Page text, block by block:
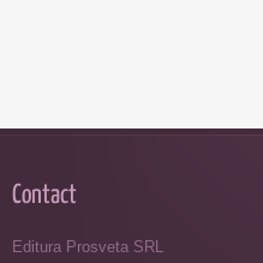
Contact
Editura Prosveta SRL